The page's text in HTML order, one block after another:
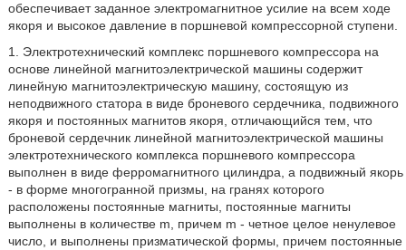
обеспечивает заданное электромагнитное усилие на всем ходе
якоря и высокое давление в поршневой компрессорной ступени.
1. Электротехнический комплекс поршневого компрессора на
основе линейной магнитоэлектрической машины содержит
линейную магнитоэлектрическую машину, состоящую из
неподвижного статора в виде броневого сердечника, подвижного
якоря и постоянных магнитов якоря, отличающийся тем, что
броневой сердечник линейной магнитоэлектрической машины
электротехнического комплекса поршневого компрессора
выполнен в виде ферромагнитного цилиндра, а подвижный якорь
- в форме многогранной призмы, на гранях которого
расположены постоянные магниты, постоянные магниты
выполнены в количестве m, причем m - четное целое ненулевое
число, и выполнены призматической формы, причем постоянные